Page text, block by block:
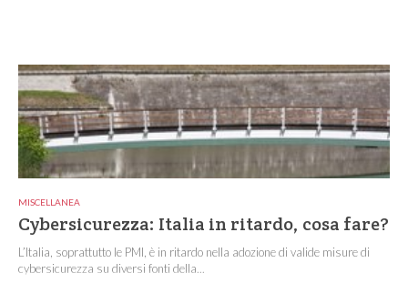
MISCELLANEA
Cybersicurezza: Italia in ritardo, cosa fare?
L’Italia, soprattutto le PMI, è in ritardo nella adozione di valide misure di
cybersicurezza su diversi fonti della...